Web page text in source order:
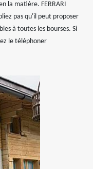
la matière. FERRARI
pas qu'il peut proposer
à toutes les bourses. Si
le téléphoner